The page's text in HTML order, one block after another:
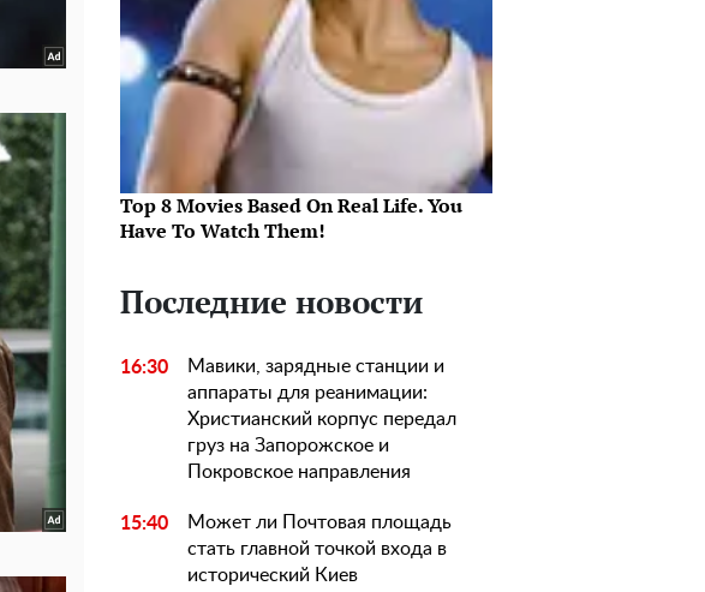
Top 8 Movies Based On Real Life. You
Have To Watch Them!
Последние новости
16:30
Мавики, зарядные станции и
аппараты для реанимации:
Христианский корпус передал
груз на Запорожское и
Покровское направления
15:40
Может ли Почтовая площадь
стать главной точкой входа в
исторический Киев